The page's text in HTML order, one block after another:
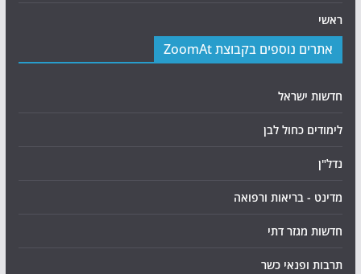
ראשי
אתרים נוספים בקבוצת ZoomAt
חדשות ישראל
לימודים כחול לבן
נדל"ן
מדינט - בריאות ורפואה
חדשות מגזר דתי
תרבות ופנאי כשר